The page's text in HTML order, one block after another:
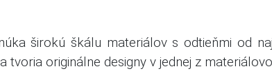
širokú škálu materiálov s odtieňmi od
tvoria originálne designy v jednej z